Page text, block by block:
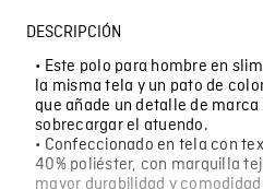
DESCRIPCIÓN
• Este polo para hombre en
la misma tela y un pato de
que añade un detalle de
sobrecargar el atuendo.
• Confeccionado en tela con
40% poliéster, con marquilla